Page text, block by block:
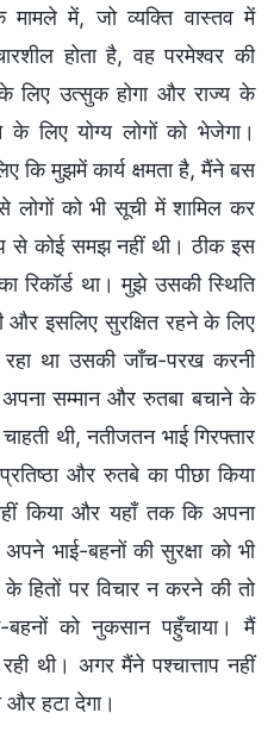
मामले में, जो व्यक्ति वास्तव में
होता है, वह परमेश्वर की
लिए उत्सुक होगा और राज्य के
के लिए योग्य लोगों को भेजेगा।
कि मुझमें कार्य क्षमता है, मैंने बस
को भी सूची में शामिल कर
से कोई समझ नहीं थी। ठीक इस
रिकॉर्ड था। मुझे उसकी स्थिति
और इसलिए सुरक्षित रहने के लिए
था उसकी जाँच-परख करनी
सम्मान और रुतबा बचाने के
थी, नतीजतन भाई गिरफ्तार
और रुतबे का पीछा किया
किया और यहाँ तक कि अपना
भाई-बहनों की सुरक्षा को भी
हितों पर विचार न करने की तो
को नुकसान पहुँचाया। मैं
थी। अगर मैंने पश्चात्ताप नहीं
और हटा देगा।